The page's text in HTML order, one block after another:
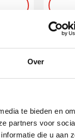
Over
te bieden en
partners voor
die u aan